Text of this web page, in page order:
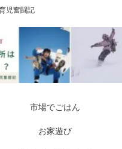
児奮闘記
市場でごはん
お家遊び